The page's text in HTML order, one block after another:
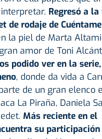
Regresó a
de rodaje de Cuéntame
la piel de Marta
amor de Toni
podido ver en la
, donde da vida a
de un gran elenco
La Piraña, Daniela
Más reciente en el
su participación